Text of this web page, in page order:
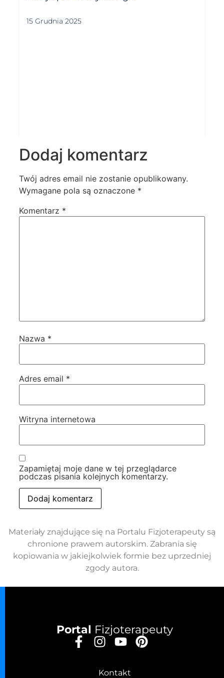
15 Grudnia 2025
Dodaj komentarz
Twój adres email nie zostanie opublikowany.
Wymagane pola są oznaczone *
Komentarz *
Nazwa *
Adres email *
Witryna internetowa
Zapamiętaj moje dane w tej przeglądarce
podczas pisania kolejnych komentarzy.
Materiały znajdujące się na Portalu Fizjoterapeuty są
chronione prawem autorskim. Zabrania się
kopiowania w jakiejkolwiek formie bez uprzedniej
zgody autora.
Portal Fizjoterapeuty
Kontakt